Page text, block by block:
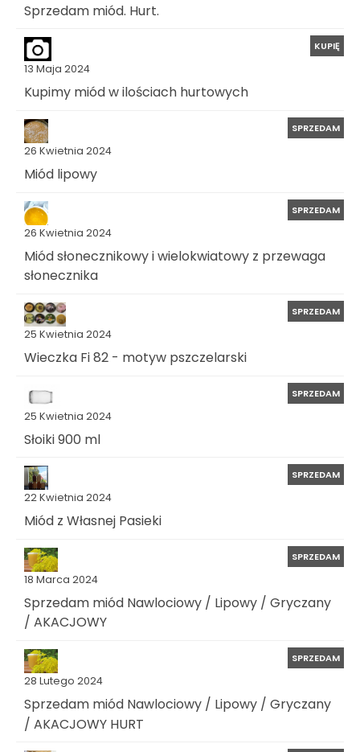
Sprzedam miód. Hurt.
13 Maja 2024
KUPIĘ
Kupimy miód w ilościach hurtowych
26 Kwietnia 2024
SPRZEDAM
Miód lipowy
26 Kwietnia 2024
SPRZEDAM
Miód słonecznikowy i wielokwiatowy z przewaga
słonecznika
25 Kwietnia 2024
SPRZEDAM
Wieczka Fi 82 - motyw pszczelarski
25 Kwietnia 2024
SPRZEDAM
Słoiki 900 ml
22 Kwietnia 2024
SPRZEDAM
Miód z Własnej Pasieki
18 Marca 2024
SPRZEDAM
Sprzedam miód Nawlociowy / Lipowy / Gryczany
/ AKACJOWY
28 Lutego 2024
SPRZEDAM
Sprzedam miód Nawlociowy / Lipowy / Gryczany
/ AKACJOWY HURT